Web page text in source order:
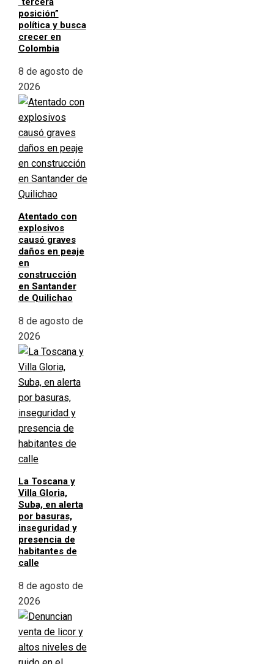
posición”
política y busca
crecer en
Colombia
8 de agosto de
2026
Atentado con
explosivos
causó graves
daños en peaje
en
construcción
en Santander
de Quilichao
8 de agosto de
2026
La Toscana y
Villa Gloria,
Suba, en alerta
por basuras,
inseguridad y
presencia de
habitantes de
calle
8 de agosto de
2026